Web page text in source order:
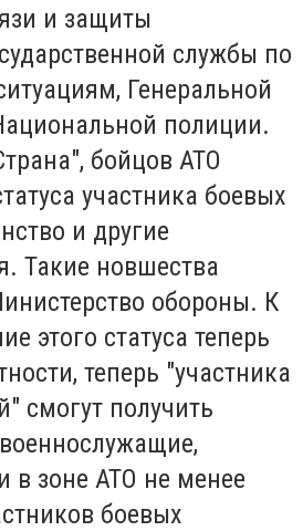
и защиты
службы по
Генеральной
полиции.
бойцов АТО
участника боевых
и другие
Такие новшества
обороны. К
этого статуса теперь
теперь "участника
смогут получить
в зоне АТО не менее
боевых